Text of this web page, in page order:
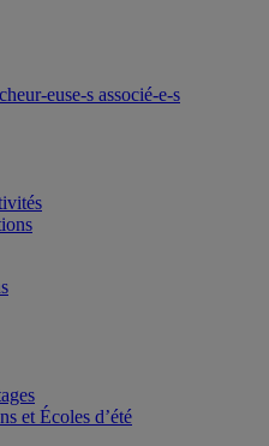
euse-s associé-e-s
et Écoles d’été